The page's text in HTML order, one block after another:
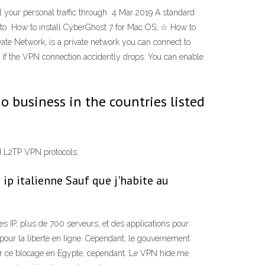
personal traffic through 4 Mar 2019 A standard
How to install CyberGhost 7 for Mac OS; ☆ How to
Network, is a private network you can connect to
the VPN connection accidently drops. You can enable
business in the countries listed
VPN protocols.
ip italienne Sauf que j'habite au
IP, plus de 700 serveurs, et des applications pour
la liberté en ligne. Cependant, le gouvernement
blocage en Egypte, cependant. Le VPN hide.me